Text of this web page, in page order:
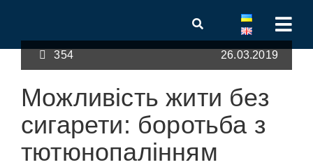
354 26.03.2019
Можливість жити без
сигарети: боротьба з
тютюнопалінням